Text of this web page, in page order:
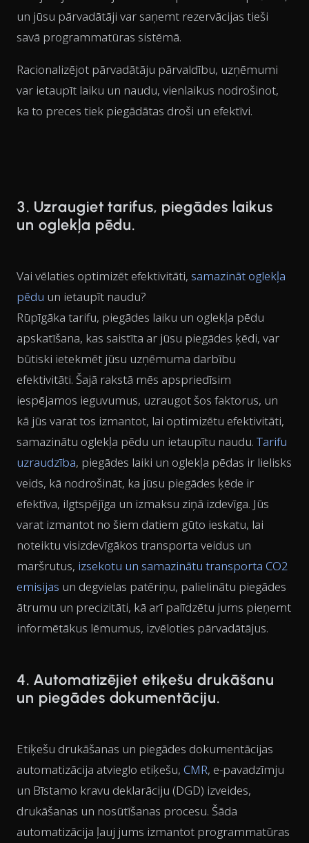
un jūsu pārvadātāji var saņemt rezervācijas tieši
savā programmatūras sistēmā.
Racionalizējot pārvadātāju pārvaldību, uzņēmumi
var ietaupīt laiku un naudu, vienlaikus nodrošinot,
ka to preces tiek piegādātas droši un efektīvi.
3. Uzraugiet tarifus, piegādes laikus
un oglekļa pēdu.
Vai vēlaties optimizēt efektivitāti, samazināt oglekļa
pēdu un ietaupīt naudu?
Rūpīgāka tarifu, piegādes laiku un oglekļa pēdu
apskatīšana, kas saistīta ar jūsu piegādes ķēdi, var
būtiski ietekmēt jūsu uzņēmuma darbību
efektivitāti. Šajā rakstā mēs apspriedīsim
iespējamos ieguvumus, uzraugot šos faktorus, un
kā jūs varat tos izmantot, lai optimizētu efektivitāti,
samazinātu oglekļa pēdu un ietaupītu naudu. Tarifu
uzraudzība, piegādes laiki un oglekļa pēdas ir lielisks
veids, kā nodrošināt, ka jūsu piegādes ķēde ir
efektīva, ilgtspējīga un izmaksu ziņā izdevīga. Jūs
varat izmantot no šiem datiem gūto ieskatu, lai
noteiktu visizdevīgākos transporta veidus un
maršrutus, izsekotu un samazinātu transporta CO2
emisijas un degvielas patēriņu, palielinātu piegādes
ātrumu un precizitāti, kā arī palīdzētu jums pieņemt
informētākus lēmumus, izvēloties pārvadātājus.
4. Automatizējiet etiķešu drukāšanu
un piegādes dokumentāciju.
Etiķešu drukāšanas un piegādes dokumentācijas
automatizācija atvieglo etiķešu, CMR, e-pavadzīmju
un Bīstamo kravu deklarāciju (DGD) izveides,
drukāšanas un nosūtīšanas procesu. Šāda
automatizācija ļauj jums izmantot programmatūras